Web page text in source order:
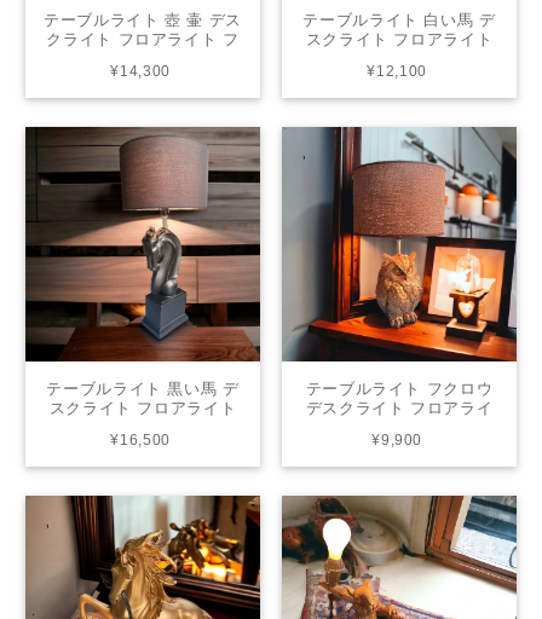
テーブルライト 壺 壷 デス
クライト フロアライト フ
明 リビング インテリア
HT3184
¥14,300
テーブルライト 白い馬 デ
スクライト フロアライト
照明 リビング インテリア
HT3024
¥12,100
テーブルライト 黒い馬 デ
スクライト フロアライト
照明 リビング インテリア
HT778
¥16,500
テーブルライト フクロウ
デスクライト フロアライ
明 照明 リビング インテリ
ア HT3154
¥9,900